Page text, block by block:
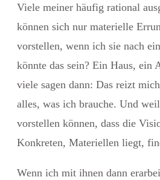
Viele meiner häufig rational
können sich nur materielle
vorstellen, wenn ich sie nach
könnte das sein? Ein Haus, ein
viele sagen dann: Das reizt
alles, was ich brauche. Und
vorstellen können, dass die
Konkreten, Materiellen liegt,
Wenn ich mit ihnen dann